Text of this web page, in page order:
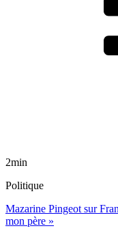
2min
Politique
Mazarine Pingeot sur
mon père »